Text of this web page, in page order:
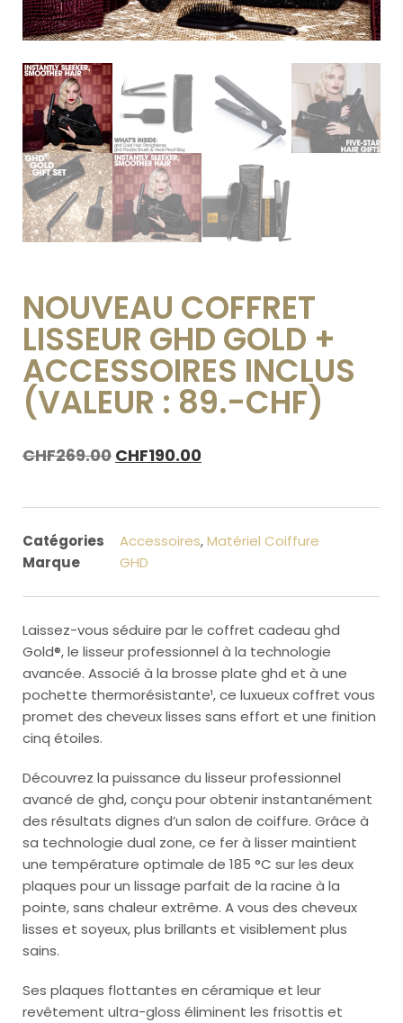
NOUVEAU COFFRET
LISSEUR GHD GOLD +
ACCESSOIRES INCLUS
(VALEUR : 89.-CHF)
CHF269.00 CHF190.00
Catégories Accessoires,Matériel Coiffure
Marque
GHD
Laissez-vous séduire par le coffret cadeau ghd
Gold®, le lisseur professionnel à la technologie
avancée. Associé à la brosse plate ghd et à une
pochette thermorésistante¹, ce luxueux coffret vous
promet des cheveux lisses sans effort et une finition
cinq étoiles.
Découvrez la puissance du lisseur professionnel
avancé de ghd, conçu pour obtenir instantanément
des résultats dignes d’un salon de coiffure. Grâce à
sa technologie dual zone, ce fer à lisser maintient
une température optimale de 185 °C sur les deux
plaques pour un lissage parfait de la racine à la
pointe, sans chaleur extrême. A vous des cheveux
lisses et soyeux, plus brillants et visiblement plus
sains.
Ses plaques flottantes en céramique et leur
revêtement ultra-gloss éliminent les frisottis et